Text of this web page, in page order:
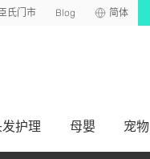
氏门市 Blog 简体
发护理 母嬰 宠物